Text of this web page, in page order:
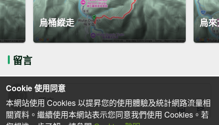
烏桶縱走 烏
留言
Cookie 使用同意
本網站使用 Cookies 以提昇您的使用體驗及統計網路流量相
關資料。繼續使用本網站表示您同意我們使用 Cookies。若